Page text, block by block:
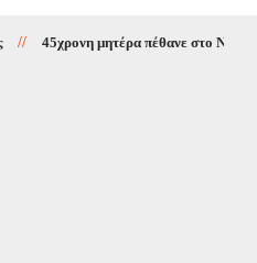
45χρονη μητέρα πέθανε στο